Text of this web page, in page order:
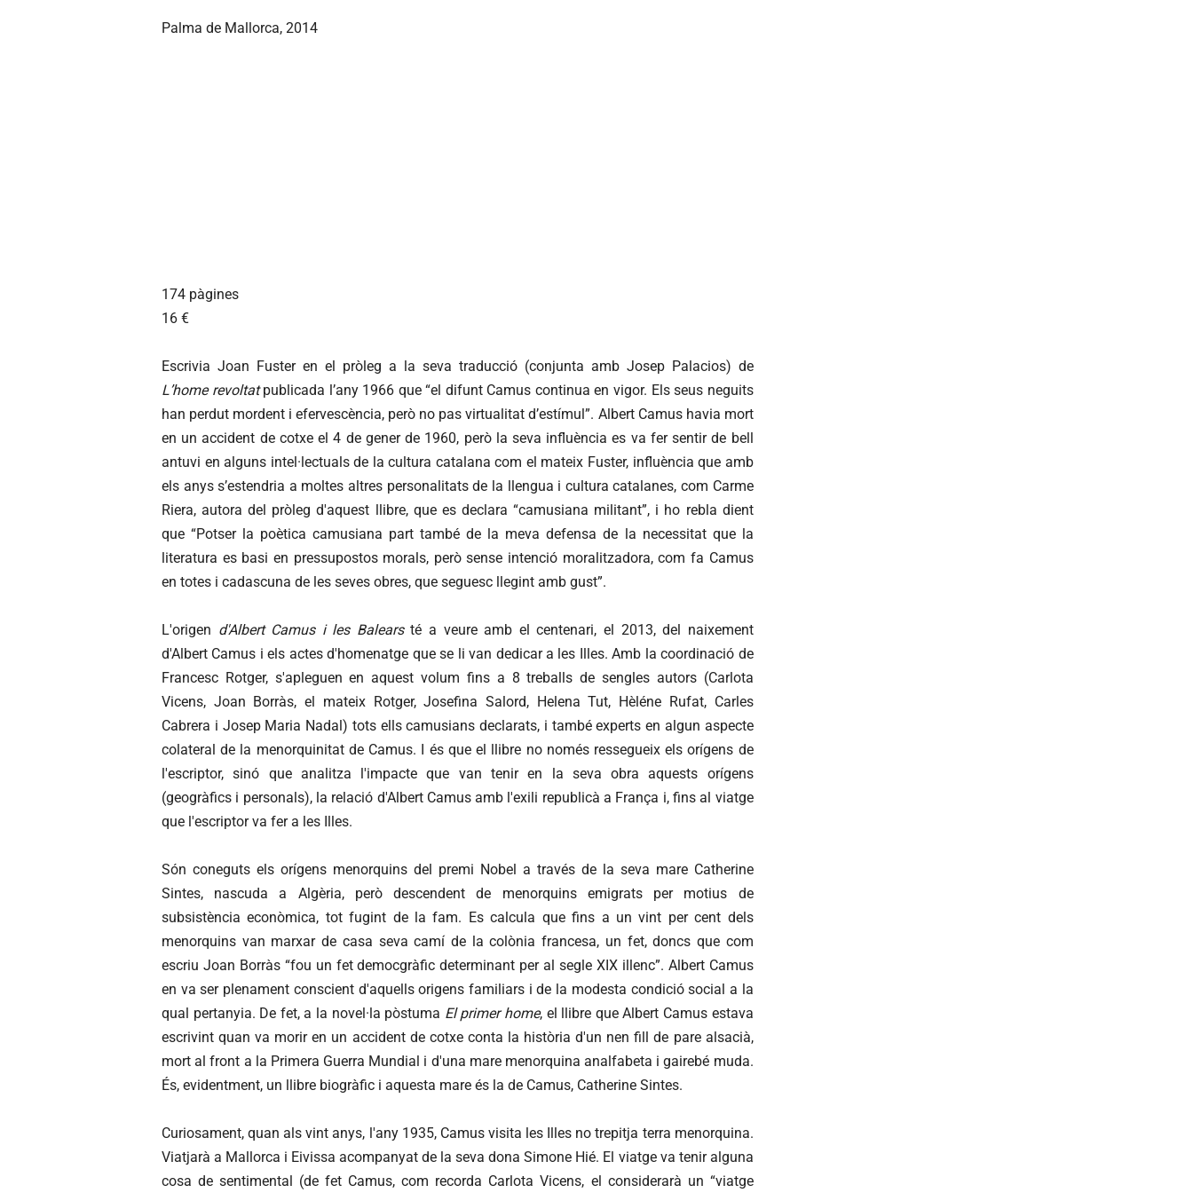
Palma de Mallorca, 2014
174 pàgines
16 €
Escrivia Joan Fuster en el pròleg a la seva traducció (conjunta amb Josep Palacios) de
L’home revoltatpublicada l’any 1966 que “el difunt Camus continua en vigor. Els seus neguits
han perdut mordent i efervescència, però no pas virtualitat d’estímul”. Albert Camus havia mort
en un accident de cotxe el 4 de gener de 1960, però la seva influència es va fer sentir de bell
antuvi en alguns intel·lectuals de la cultura catalana com el mateix Fuster, influència que amb
els anys s’estendria a moltes altres personalitats de la llengua i cultura catalanes, com Carme
Riera, autora del pròleg d'aquest llibre, que es declara “camusiana militant”, i ho rebla dient
que “Potser la poètica camusiana part també de la meva defensa de la necessitat que la
literatura es basi en pressupostos morals, però sense intenció moralitzadora, com fa Camus
en totes i cadascuna de les seves obres, que seguesc llegint amb gust”.
L'origen d'Albert Camus i les Balearsté a veure amb el centenari, el 2013, del naixement
d'Albert Camus i els actes d'homenatge que se li van dedicar a les Illes. Amb la coordinació de
Francesc Rotger, s'apleguen en aquest volum fins a 8 treballs de sengles autors (Carlota
Vicens, Joan Borràs, el mateix Rotger, Josefina Salord, Helena Tut, Hèléne Rufat, Carles
Cabrera i Josep Maria Nadal) tots ells camusians declarats, i també experts en algun aspecte
colateral de la menorquinitat de Camus. I és que el llibre no només ressegueix els orígens de
l'escriptor, sinó que analitza l'impacte que van tenir en la seva obra aquests orígens
(geogràfics i personals), la relació d'Albert Camus amb l'exili republicà a França i, fins al viatge
que l'escriptor va fer a les Illes.
Són coneguts els orígens menorquins del premi Nobel a través de la seva mare Catherine
Sintes, nascuda a Algèria, però descendent de menorquins emigrats per motius de
subsistència econòmica, tot fugint de la fam. Es calcula que fins a un vint per cent dels
menorquins van marxar de casa seva camí de la colònia francesa, un fet, doncs que com
escriu Joan Borràs “fou un fet democgràfic determinant per al segle XIX illenc”. Albert Camus
en va ser plenament conscient d'aquells origens familiars i de la modesta condició social a la
qual pertanyia. De fet, a la novel·la pòstuma El primer home, el llibre que Albert Camus estava
escrivint quan va morir en un accident de cotxe conta la història d'un nen fill de pare alsacià,
mort al front a la Primera Guerra Mundial i d'una mare menorquina analfabeta i gairebé muda.
És, evidentment, un llibre biogràfic i aquesta mare és la de Camus, Catherine Sintes.
Curiosament, quan als vint anys, l'any 1935, Camus visita les Illes no trepitja terra menorquina.
Viatjarà a Mallorca i Eivissa acompanyat de la seva dona Simone Hié. El viatge va tenir alguna
cosa de sentimental (de fet Camus, com recorda Carlota Vicens, el considerarà un “viatge